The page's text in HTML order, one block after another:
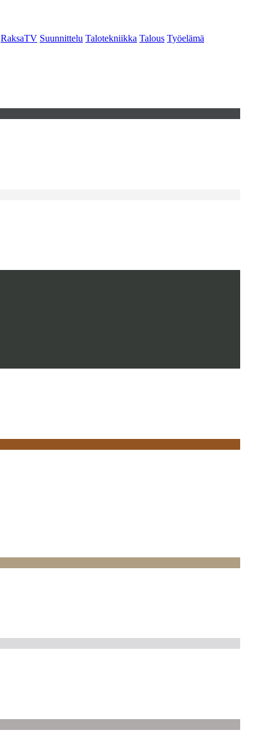
RaksaTV Suunnittelu Talotekniikka Talous Työelämä